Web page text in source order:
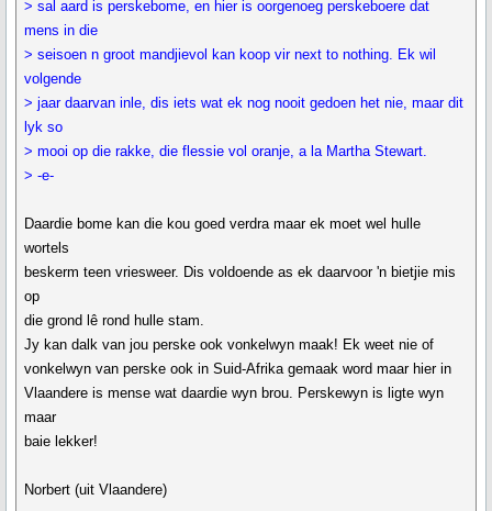
> sal aard is perskebome, en hier is oorgenoeg perskeboere dat
mens in die
> seisoen n groot mandjievol kan koop vir next to nothing. Ek wil
volgende
> jaar daarvan inle, dis iets wat ek nog nooit gedoen het nie, maar dit
lyk so
> mooi op die rakke, die flessie vol oranje, a la Martha Stewart.
> -e-
Daardie bome kan die kou goed verdra maar ek moet wel hulle
wortels
beskerm teen vriesweer. Dis voldoende as ek daarvoor 'n bietjie mis
op
die grond lê rond hulle stam.
Jy kan dalk van jou perske ook vonkelwyn maak! Ek weet nie of
vonkelwyn van perske ook in Suid-Afrika gemaak word maar hier in
Vlaandere is mense wat daardie wyn brou. Perskewyn is ligte wyn
maar
baie lekker!
Norbert (uit Vlaandere)